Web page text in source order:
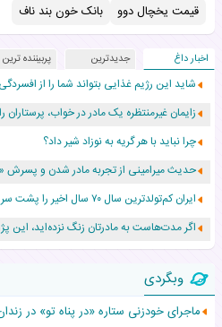
قیمت یخچال دوو
بانک خون بند ناف
اخبار داغ جدیدترین پربیننده ترین
شاید این رژیم غذایی بتواند شما را از
زایمان غیرمنتظره یک مادر در خواب،
چرا نباید با هر گریه به نوزاد شیر داد؟
حدیث میرامینی از تجربه مادر شدن و پسرش
ایران کم‌تولدترین سال ۷۰ سال اخیر را پشت سر گذاشت!
اگر مدت‌هاست به مادرتان زنگ نزده‌اید، این
نجات نوزاد رهاشده با اقدام اورژانس در سردشت
۵۵۹ نوزاد در پرو با نام «هالند» به دنیا آمدند!
زن ۲۴ ساله پس از درمان سرطان رحم، مادر شد
وبگردی
ماجرای خودزنی ستاره «در پناه تو» در